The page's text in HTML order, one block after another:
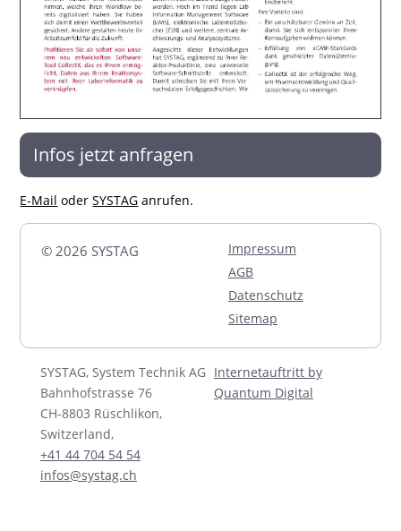
Infos jetzt anfragen
E-Mail oderSYSTAG anrufen.
© 2026 SYSTAG
Impressum
AGB
Datenschutz
Sitemap
SYSTAG, System Technik AG
Bahnhofstrasse 76
CH-8803 Rüschlikon,
Switzerland,
+41 44 704 54 54
infos@systag.ch
Internetauftritt by
Quantum Digital